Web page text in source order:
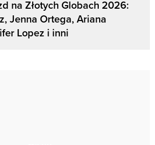
na Złotych Globach 2026:
Jenna Ortega, Ariana
Lopez i inni